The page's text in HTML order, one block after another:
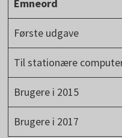
Emneord
Første udgave
Til stationære
Brugere i 2015
Brugere i 2017